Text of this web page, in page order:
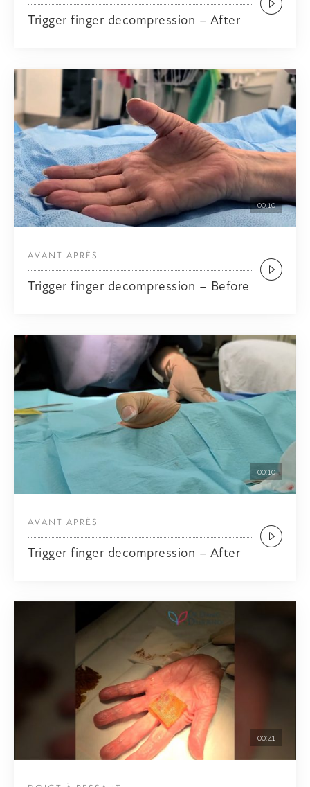
Trigger finger decompression – After
00:10
Trigger finger decompression – Before
AVANT APRÈS
00:10
Trigger finger decompression – After
AVANT APRÈS
00:41